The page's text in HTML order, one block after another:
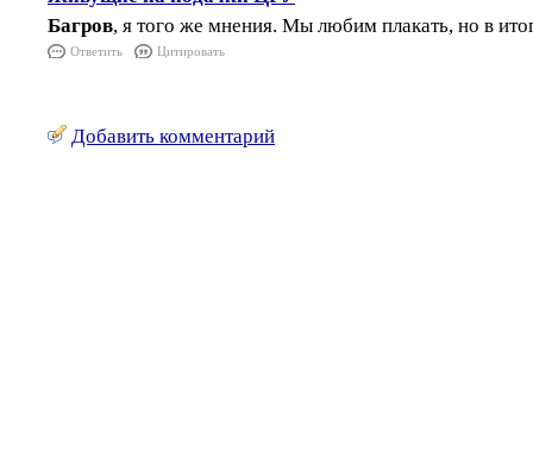
Багров, я того же мнения. Мы любим плакать, но в
Ответить Цитировать
Добавить комментарий